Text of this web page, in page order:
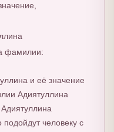
фамилии:
и её значение
Адиятуллина
человеку с